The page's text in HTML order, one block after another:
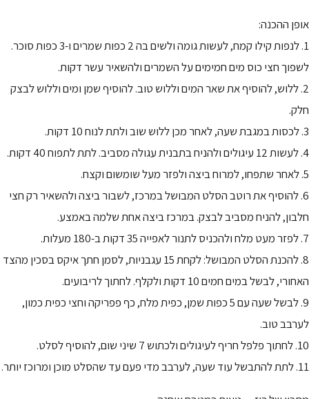
אופן ההכנה:
1. לנפות קילו קמח, לעשות גומה ולשים בה 2 כפות שמרים ו-3 כפות סוכר.
לשפוך חצי כוס מים חמימים על השמרים ולהשאיר עשר דקות.
2. ללוש, להוסיף את שאר המים וללוש טוב. להוסיף שמן ומים וללוש לבצק
חלק.
3. לכסות במגבת שעה, לאחר מכן ללוש שוב ולתת לנוח 10 דקות.
4. לעשות 12 עיגולים ולהניח בתבנית עגולה מסביב. לתת לתפוח 40 דקות.
5. לאחר שתפחו, למרוח ביצה ולפזר מעל שומשום וקצח.
6. להוסיף את רוטב הסלט המבושל במרכז, לשבור ביצה ולהשאיר רק חצי
חלבון, להניח מסביב לבצק. במרכז ביצה אחת שלמה באמצע.
7. לפזר מעט מלח ולהכניס לתנור לאפייה 35 דקות ב-180 מעלות.
8. להכנת הסלט המבושל: לקחת 15 עגבניות, לסמן חתך איקס בסכין מהצד
האחורי, לבשל במים חמים 10 דקות ולקלף. לחתוך לריבועים.
9. לבשל שעה עם 5 כפות שמן, כפית מלח, כף פפריקה וחצי כפית כמון,
לערבב טוב.
10. לחתוך פלפל חריף לעיגולים ולכתוש 7 שיני שום, להוסיף לסלט.
11. לתת להתבשל עוד שעה, לערבב מדי פעם עד שהסלט מוכן ומרוכז יותר.